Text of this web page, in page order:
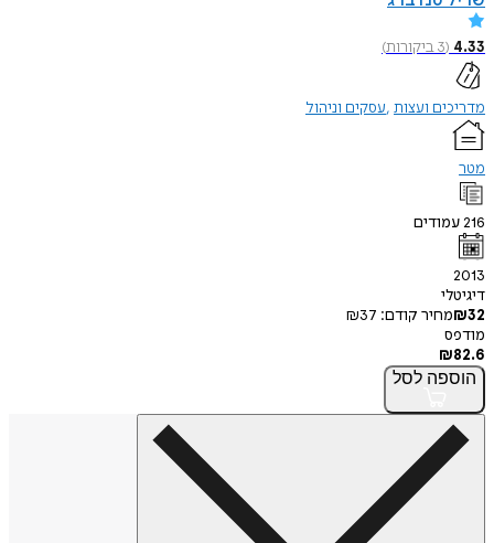
4.33
(
3ביקורות)
מדריכים ועצות עסקים וניהול
מטר
216עמודים
2013
דיגיטלי
₪32 מחיר קודם: ₪37
מודפס
₪82.6
הוספה לסל